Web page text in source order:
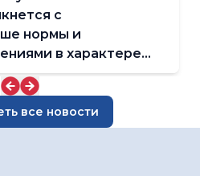
с
нормы и
в характере
все новости